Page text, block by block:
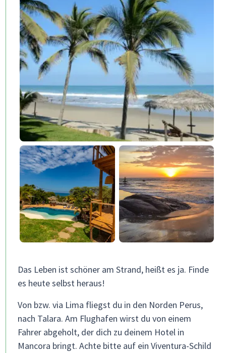
Das Leben ist schöner am Strand, heißt es ja. Finde
es heute selbst heraus!
Von bzw. via Lima fliegst du in den Norden Perus,
nach Talara. Am Flughafen wirst du von einem
Fahrer abgeholt, der dich zu deinem Hotel in
Mancora bringt. Achte bitte auf ein Viventura-Schild